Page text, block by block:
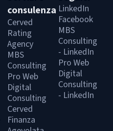
consulenza
Cerved
Rating
Agency
MBS
Consulting
Pro Web
Digital
Consulting
Cerved
Finanza
LinkedIn
Facebook
MBS
Consulting
- LinkedIn
Pro Web
Digital
Consulting
- LinkedIn